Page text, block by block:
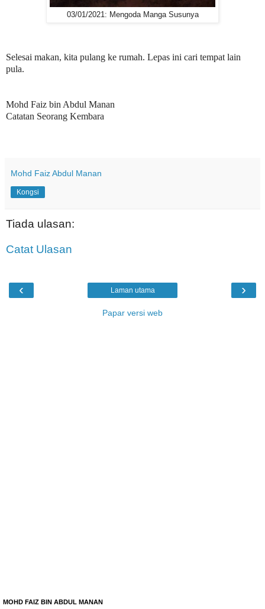
03/01/2021: Mengoda Manga Susunya
Selesai makan, kita pulang ke rumah. Lepas ini cari tempat lain
pula.
Mohd Faiz bin Abdul Manan
Catatan Seorang Kembara
Mohd Faiz Abdul Manan
Kongsi
Tiada ulasan:
Catat Ulasan
‹ ›
Laman utama
Papar versi web
MOHD FAIZ BIN ABDUL MANAN